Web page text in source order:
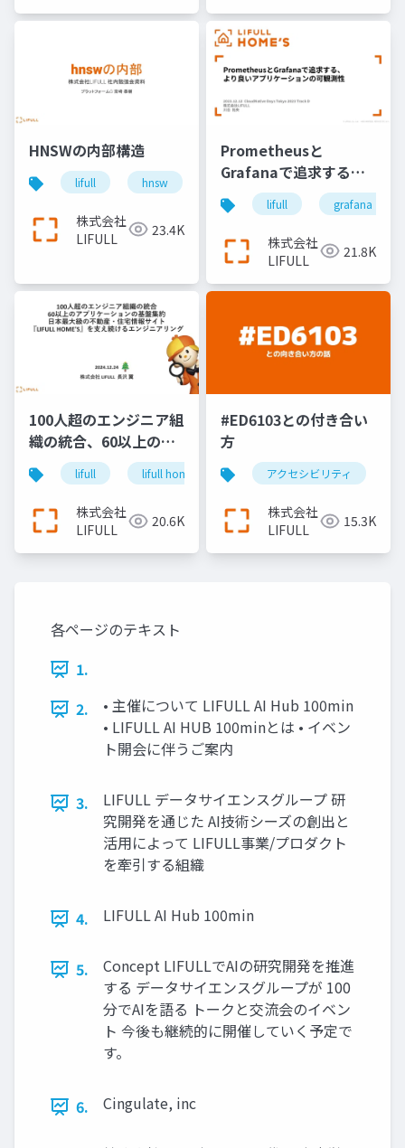
HNSWの内部構造
lifull hnsw search
株式会社
LIFULL
23.4K
Prometheusと
Grafanaで追求する、
より良いアプリケーシ
ョンの可観測性
lifull grafana
株式会社
LIFULL
21.8K
100人超のエンジニア組
織の統合、60以上のア
プリケーションの基盤
集約、日本最大級の不
動産・住宅情報サイト
『LIFULL HOME'S』を
支え続けるエンジニア
lifull lifull home's cto keel
株式会社
LIFULL
20.6K
#ED6103との付き合い
方
アクセシビリティ
株式会社
LIFULL
15.3K
各ページのテキスト
1.
2.
• 主催について LIFULL AI Hub 100min
• LIFULL AI HUB 100minとは • イベン
ト開会に伴うご案内
3.
LIFULL データサイエンスグループ 研
究開発を通じた AI技術シーズの創出と
活用によって LIFULL事業/プロダクト
を牽引する組織
4. LIFULL AI Hub 100min
5.
Concept LIFULLでAIの研究開発を推進
する データサイエンスグループが 100
分でAIを語る トークと交流会のイベン
ト 今後も継続的に開催していく予定で
す。
6. Cingulate, inc